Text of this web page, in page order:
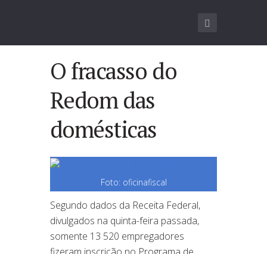
O fracasso do
Redom das
domésticas
Foto: oficinafiscal
Segundo dados da Receita Federal,
divulgados na quinta-feira passada,
somente 13 520 empregadores